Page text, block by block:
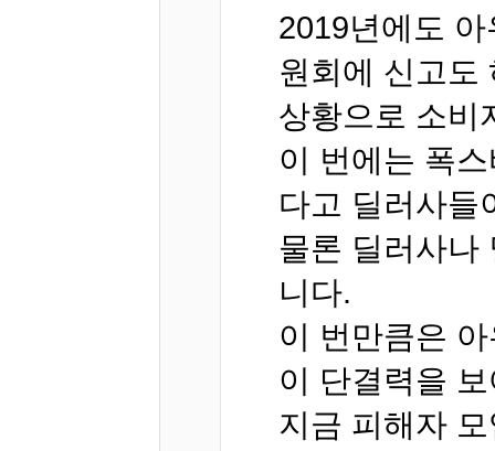
2019년에도
원회에 신고도
상황으로 소비
이 번에는 폭
다고 딜러사들
물론 딜러사나
니다.
이 번만큼은
이 단결력을
지금 피해자